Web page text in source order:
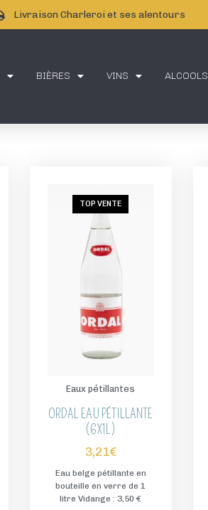
Livraison Charleroi et ses alentours
BIÈRES VINS ALCOOLS
TOP VENTE
Eaux pétillantes
ORDAL EAU PÉTILLANTE
(6X1L)
3,21€
Eau belge pétillante en
bouteille en verre de 1
litre Vidange : 3,50 €